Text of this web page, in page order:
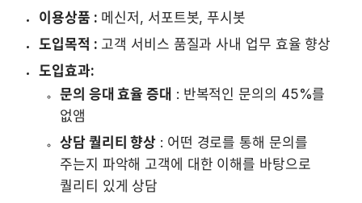
이용상품 : 메신저, 서포트봇, 푸시봇
도입목적 : 고객 서비스 품질과 사내 업무 효율 향상
도입효과:
문의 응대 효율 증대 : 반복적인 문의의 45%를
없앰
상담 퀄리티 향상 : 어떤 경로를 통해 문의를
주는지 파악해 고객에 대한 이해를 바탕으로
퀄리티 있게 상담